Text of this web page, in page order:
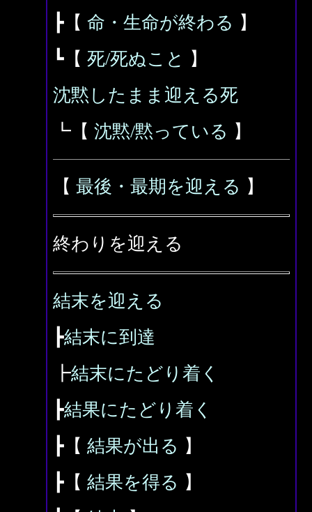
┣【 命・生命が終わる 】
┗【 死/死ぬこと
】
沈黙したまま迎える死
┗【 沈黙/黙っている 】
【 最後・最期を迎える 】
終わりを迎える
結末を迎える
┣結末に到達
┣結末にたどり着く
┣結果にたどり着く
┣【 結果が出る 】
┣【 結果を得る 】